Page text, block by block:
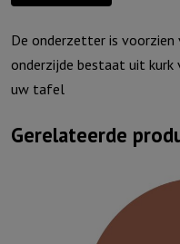
De onderzetter is voorzien
onderzijde bestaat uit kurk
uw tafel
Gerelateerde